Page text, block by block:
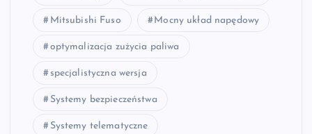
Mitsubishi Fuso Mocny układ napędowy
optymalizacja zużycia paliwa
specjalistyczna wersja
Systemy bezpieczeństwa
Systemy telematyczne